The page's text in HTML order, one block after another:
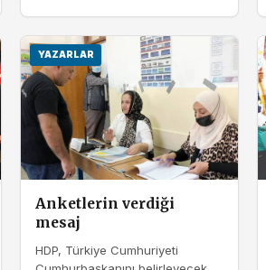
YAZARLAR
Anketlerin verdiği
mesaj
HDP, Türkiye Cumhuriyeti